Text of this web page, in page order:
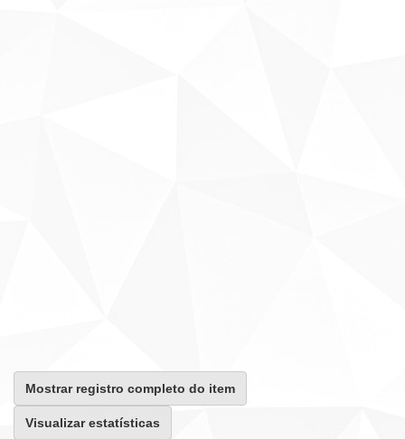
Mostrar registro completo do item
Visualizar estatísticas